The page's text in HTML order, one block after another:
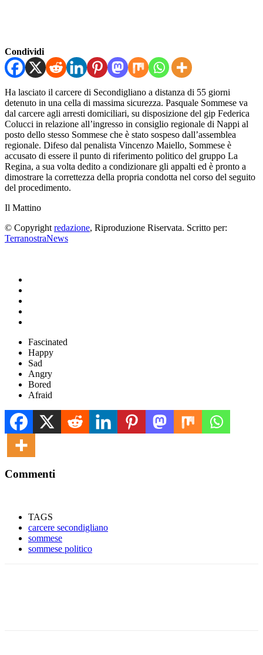
Condividi
Ha lasciato il carcere di Secondigliano a distanza di 55 giorni
detenuto in una cella di massima sicurezza. Pasquale Sommese va
dal carcere agli arresti domiciliari, su disposizione del gip Federica
Colucci in relazione all’ingresso in consiglio regionale di Nappi al
posto dello stesso Sommese che è stato sospeso dall’assemblea
regionale. Difeso dal penalista Vincenzo Maiello, Sommese è
accusato di essere il punto di riferimento politico del gruppo La
Regina, a sua volta dedito a condizionare gli appalti ed è pronto a
dimostrare la correttezza della propria condotta nel corso del seguito
del procedimento.
Il Mattino
© Copyright redazione, Riproduzione Riservata. Scritto per:
TerranostraNews
Fascinated
Happy
Sad
Angry
Bored
Afraid
Commenti
TAGS
carcere secondigliano
sommese
sommese politico